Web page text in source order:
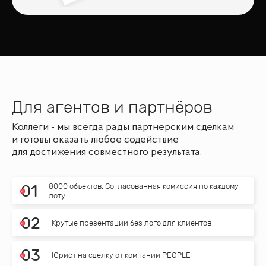
Для агентов и партнёров
Коллеги - мы всегда рады партнерским сделкам
и готовы оказать любое содействие
для достижения совместного результата.
01
8000 объектов. Согласованная комиссия по каждому
лоту
02 Крутые презентации без лого для клиентов
03 Юрист на сделку от компании PEOPLE